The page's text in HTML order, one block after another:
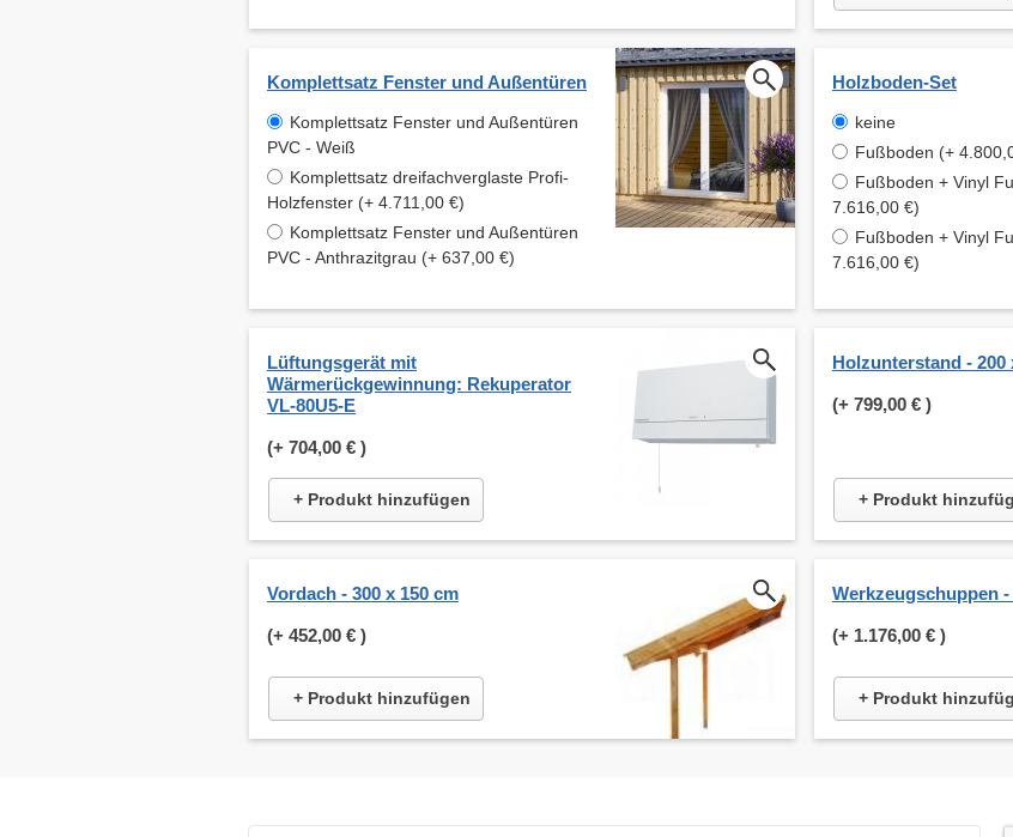
Komplettsatz Fenster und Außentüren
Komplettsatz Fenster und Außentüren
PVC - Weiß
Komplettsatz dreifachverglaste Profi-
Holzfenster (+ 4.711,00 €)
Komplettsatz Fenster und Außentüren
PVC - Anthrazitgrau (+ 637,00 €)
Holzboden-Set
keine
Fußboden (+
Fußboden + Vinyl
7.616,00 €)
Fußboden + Vinyl
7.616,00 €)
Lüftungsgerät mit
Wärmerückgewinnung: Rekuperator
VL-80U5-E
(+ 704,00 € )
+ Produkt hinzufügen
Holzunterstand - 200
(+ 799,00 € )
+ Produkt
Vordach - 300 x 150 cm
(+ 452,00 € )
+ Produkt hinzufügen
Werkzeugschuppen -
(+ 1.176,00 € )
+ Produkt